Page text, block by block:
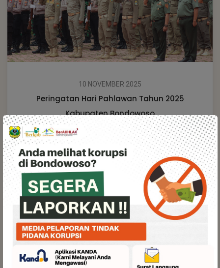
10 NOVEMBER 2025
Peringatan Hari Pahlawan Tahun 2025
Kabupaten Bondowoso